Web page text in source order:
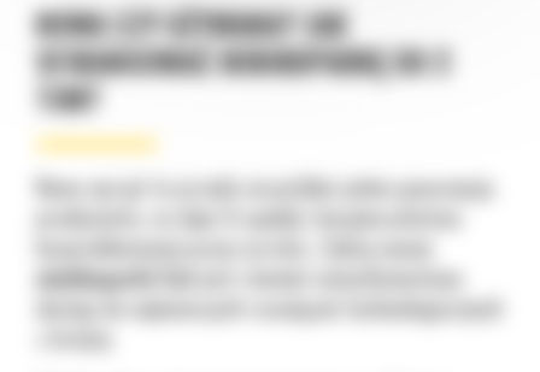
NOWA CZY UŻYWANA? JAK
SFINANSOWAĆ MINIKOPARKĘ DO 2
TON?
Nowy sprzęt to przede wszystkim pełna gwarancja
minikoparki Cat
jest również natychmiastowy
dostęp do najnowszych rozwiązań technologicznych